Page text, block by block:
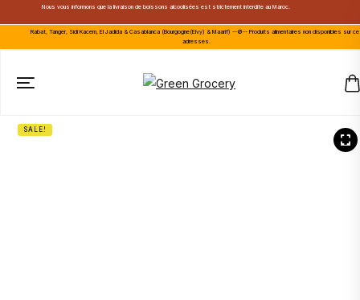
Nous vous informons que la livraison de boissons alcoolisées est strictement interdite au Maroc.
Rabat, Tanger, Sidi Kacem, El Jadida & Casablanca (Bourgogne(Elvy) & Maarif) --🚫-- Produits alimentaires non disponibles sur
adresses.
SALE!